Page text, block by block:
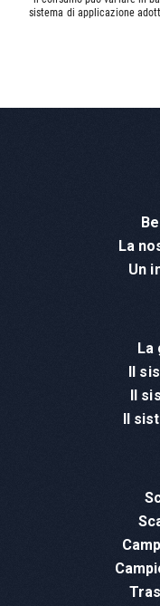
sistema di applicazione
La
Un
Il
Il
Il